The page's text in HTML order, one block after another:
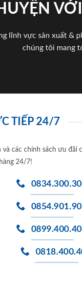
lĩnh vực sản xuất &
chúng tôi mang
TIẾP 24/7
các chính sách ưu đãi
24/7!